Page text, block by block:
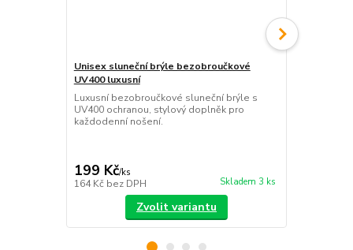
Unisex sluneční brýle bezobroučkové
UV400 luxusní
Luxusní bezobroučkové sluneční brýle s
UV400 ochranou, stylový doplněk pro
každodenní nošení.
199 Kč/ks
164 Kč bez DPH Skladem 3 ks
Zvolit variantu